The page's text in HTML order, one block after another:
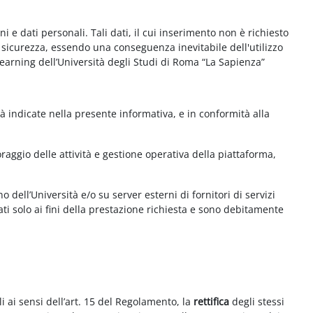
e dati personali. Tali dati, il cui inserimento non è richiesto
essendo una conseguenza inevitabile dell'utilizzo
dell’Università degli Studi di Roma “La Sapienza”
indicate nella presente informativa, e in conformità alla
delle attività e gestione operativa della piattaforma,
dell’Università e/o su server esterni di fornitori di servizi
solo ai fini della prestazione richiesta e sono debitamente
sensi dell’art. 15 del Regolamento, la rettificadegli stessi